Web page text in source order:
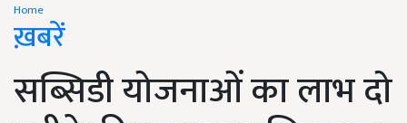
Home
ख़बरें
सब्सिडी योजनाओं का लाभ दो